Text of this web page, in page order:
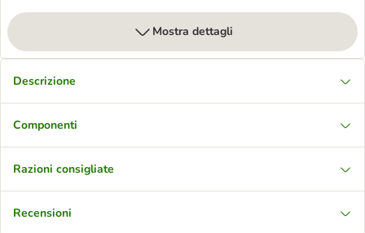
Mostra dettagli
Descrizione
Componenti
Razioni consigliate
Recensioni